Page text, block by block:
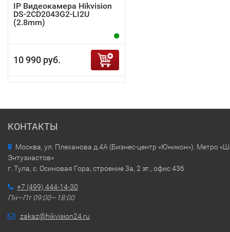
IP Видеокамера Hikvision
DS-2CD2043G2-LI2U
(2.8mm)
10 990 руб.
КОНТАКТЫ
Москва, ул. Плеханова д.4А (Бизнес-центр «Юникон»). Метро
Энтузиастов»
г. Тула, с. Осиновая Гора, строение 3а, 2 эт., офис 436
+7 (499) 444-14-30
Пн—Пт 09:00—18:00
zakaz@hikvision24.ru